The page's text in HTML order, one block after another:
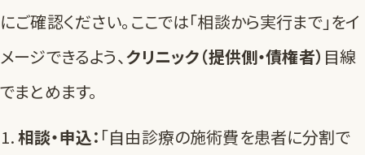
にご確認ください。ここでは「相談から実行まで」をイ
メージできるよう、クリニック（提供側・債権者） 目線
でまとめます。
相談・申込： 「自由診療の施術費を患者に分割で